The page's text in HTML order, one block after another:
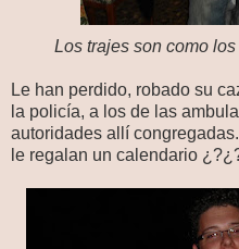
Los trajes son como
Le han perdido, robado su
la policía, a los de las
autoridades allí
le regalan un calendario